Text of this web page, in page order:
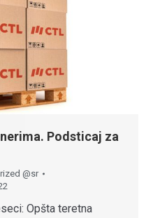
Podsticaj za
@sr
Opšta teretna